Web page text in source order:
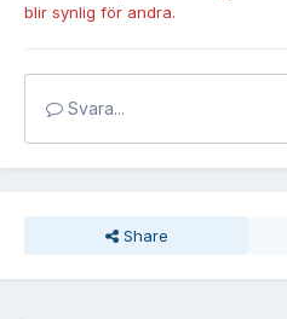
blir synlig för andra.
Svara...
Share